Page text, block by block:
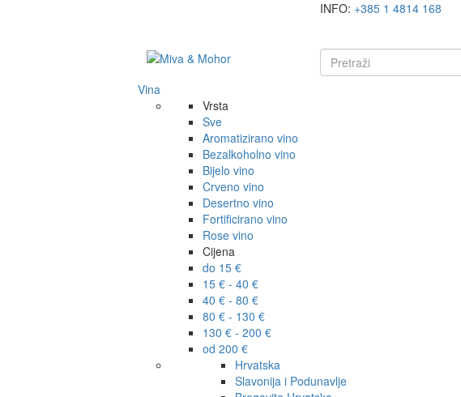
INFO: +385 1 4814 168
Vina
Vrsta
Sve
Aromatizirano vino
Bezalkoholno vino
Bijelo vino
Crveno vino
Desertno vino
Fortificirano vino
Rose vino
Cijena
do 15 €
15 € - 40 €
40 € - 80 €
80 € - 130 €
130 € - 200 €
od 200 €
Hrvatska
Slavonija i Podunavlje